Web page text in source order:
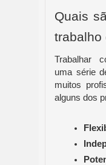
Quais
trabalho
Trabalhar
uma série
muitos
alguns dos